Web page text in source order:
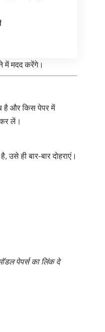
में मदद करेंगे।
है और किस पेपर में
लें।
ही बार-बार दोहराएं।
पेपर्स का लिंक दे